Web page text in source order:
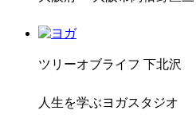
ツリーオブライフ 下北沢
人生を学ぶヨガスタジオ